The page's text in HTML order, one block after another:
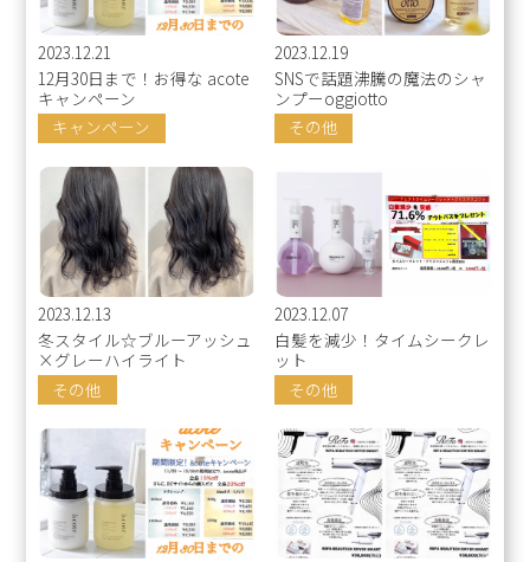
2023.12.21
12月30日まで！お得な acote
キャンペーン
キャンペーン
2023.12.19
SNSで話題沸騰の魔法のシャ
ンプーoggiotto
その他
2023.12.13
冬スタイル☆ブルーアッシュ
×グレーハイライト
その他
2023.12.07
白髪を減少！タイムシークレ
ット
その他